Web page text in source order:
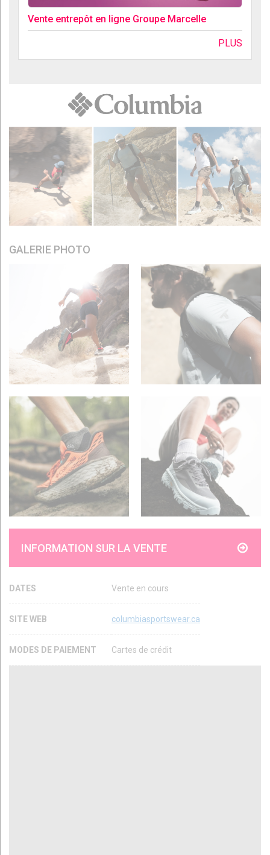
Vente entrepôt en ligne Groupe Marcelle
PLUS
GALERIE PHOTO
INFORMATION SUR LA VENTE
DATES Vente en cours
SITE WEB columbiasportswear.ca
MODES DE PAIEMENT Cartes de crédit